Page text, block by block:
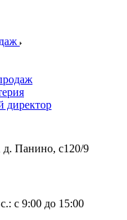
директор
д. Панино, с120/9
с 9:00 до 15:00